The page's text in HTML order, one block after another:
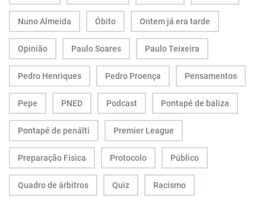
Nuno Almeida Óbito Ontem já era tarde
Opinião Paulo Soares Paulo Teixeira
Pedro Henriques Pedro Proença Pensamentos
Pepe PNED Podcast Pontapé de baliza
Pontapé de penálti Premier League
Preparação Física Protocolo Público
Quadro de árbitros Quiz Racismo